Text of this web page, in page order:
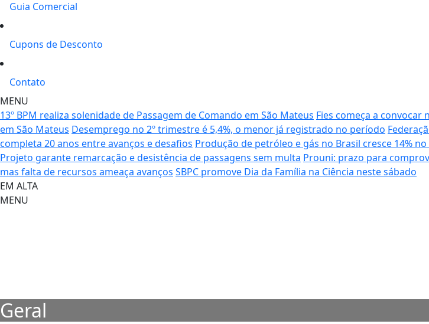
Guia Comercial
Cupons de Desconto
Contato
MENU
13º BPM realiza solenidade de Passagem de Comando em São Mateus Fies começa a convocar
em São Mateus Desemprego no 2º trimestre é 5,4%, o menor já registrado no período
completa 20 anos entre avanços e desafios Produção de petróleo e gás no Brasil cresce 14%
Projeto garante remarcação e desistência de passagens sem multa Prouni: prazo para
mas falta de recursos ameaça avanços SBPC promove Dia da Família na Ciência neste sábado
EM ALTA
MENU
Geral